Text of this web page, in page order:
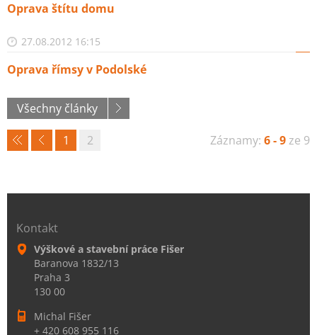
Oprava štítu domu
27.08.2012 16:15
Oprava římsy v Podolské
Všechny články
Záznamy: 6 - 9ze 9
1 2
Kontakt
Výškové a stavební práce Fišer
Baranova 1832/13
Praha 3
130 00
Michal Fišer
+ 420 608 955 116